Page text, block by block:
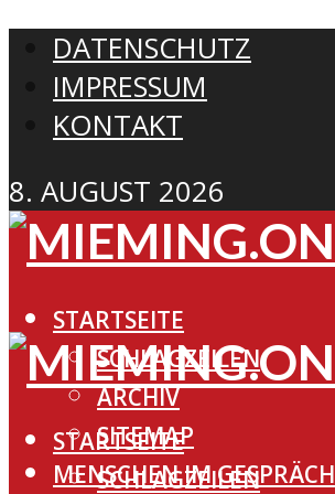
DATENSCHUTZ
IMPRESSUM
KONTAKT
8. AUGUST 2026
STARTSEITE
SCHLAGZEILEN
ARCHIV
SITEMAP
MENSCHEN IM GESPRÄCH
STARTSEITE
SCHLAGZEILEN